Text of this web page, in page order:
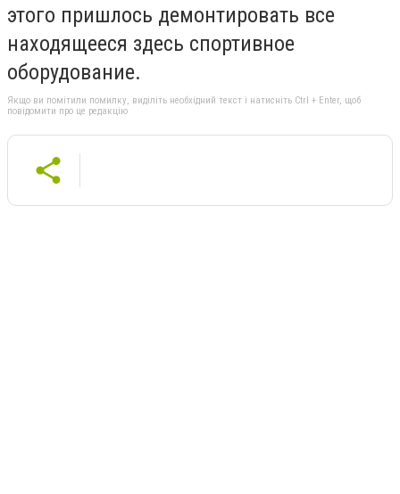
этого пришлось демонтировать все
находящееся здесь спортивное
оборудование.
Якщо ви помітили помилку, виділіть необхідний текст і натисніть Ctrl + Enter, щоб
повідомити про це редакцію